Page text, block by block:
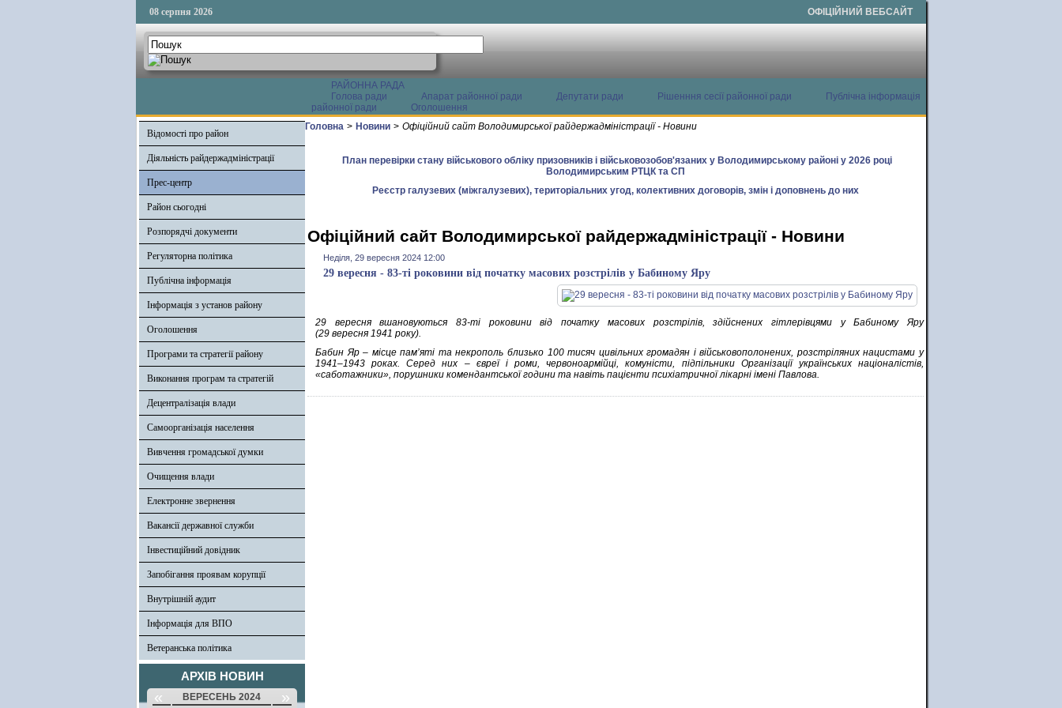
08 серпня 2026 ОФІЦІЙНИЙ ВЕБСАЙТ
РАЙОННА РАДА
Голова ради
Апарат районної ради Депутати ради Рішенння сесії районної ради
Публічна інформація
районної ради
Оголошення
Відомості про район
Діяльність райдержадміністрації
Прес-центр
Район сьогодні
Розпорядчі документи
Регуляторна політика
Публічна інформація
Інформація з установ району
Оголошення
Програми та стратегії району
Виконання програм та стратегій
Децентралізація влади
Самоорганізація населення
Вивчення громадської думки
Очищення влади
Електронне звернення
Вакансії державної служби
Інвестиційний довідник
Запобігання проявам корупції
Внутрішній аудит
Інформація для ВПО
Ветеранська політика
АРХІВ НОВИН
« ВЕРЕСЕНЬ 2024 »
Головна > Новини > Офіційний сайт Володимирської райдержадміністрації - Новини
План перевірки стану військового обліку призовників і військовозобов'язаних у Володимирському районі у 2026 році
Володимирським РТЦК та СП
Реєстр галузевих (міжгалузевих), територіальних угод, колективних договорів, змін і доповнень до них
Офіційний сайт Володимирської райдержадміністрації - Новини
Неділя, 29 вересня 2024 12:00
29 вересня - 83-ті роковини від початку масових розстрілів у Бабиному Яру
29 вересня вшановуються 83-ті роковини від початку масових розстрілів, здійснених гітлерівцями у Бабиному Яру
(29 вересня 1941 року).
Бабин Яр – місце пам’яті та некрополь близько 100 тисяч цивільних громадян і військовополонених, розстріляних нацистами у
1941–1943 роках. Серед них – євреї і роми, червоноармійці, комуністи, підпільники Організації українських націоналістів,
«саботажники», порушники комендантської години та навіть пацієнти психіатричної лікарні імені Павлова.